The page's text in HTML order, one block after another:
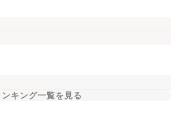
ンキング一覧を見る